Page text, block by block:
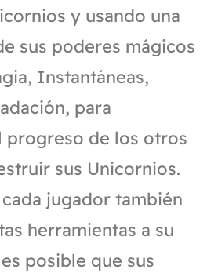
y usando una
sus poderes mágicos
Instantáneas,
para
progreso de los otros
sus Unicornios.
jugador también
herramientas a su
posible que sus